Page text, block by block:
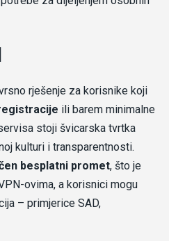
rješenje za korisnike koji
ili barem minimalne
stoji švicarska tvrtka
kulturi i transparentnosti.
besplatni promet, što je
ovima, a korisnici mogu
– primjerice SAD,